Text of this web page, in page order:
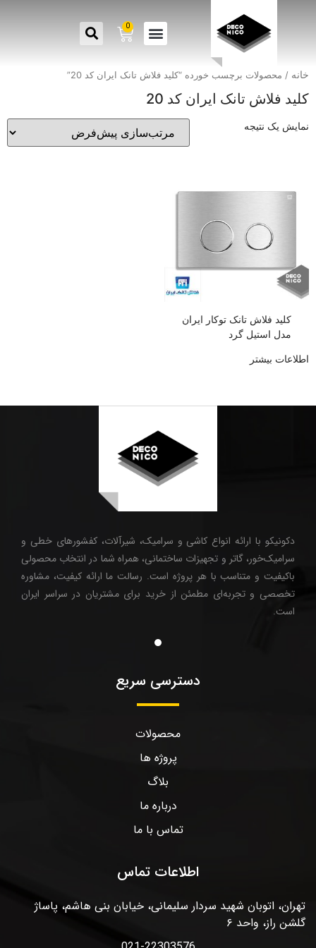
0
خانه / محصولات برچسب خورده “کلید فلاش تانک ایران کد 20”
کلید فلاش تانک ایران کد 20
نمایش یک نتیجه
کلید فلاش تانک توکار ایران
مدل استیل گرد
اطلاعات بیشتر
دکونیکو با ارائه انواع کاشی و سرامیک، شیرآلات، کفشورهای خطی و
سرامیک‌خور، گاتر و تجهیزات ساختمانی، همراه شما در انتخاب محصولی
باکیفیت و متناسب با هر پروژه است. رسالت ما ارائه کیفیت، مشاوره
تخصصی و تجربه‌ای مطمئن از خرید برای مشتریان در سراسر ایران
است.
دسترسی سریع
محصولات
پروژه ها
بلاگ
درباره ما
تماس با ما
اطلاعات تماس
تهران، اتوبان شهید سردار سلیمانی، خیابان بنی هاشم، پاساژ
گلشن راز، واحد ۶